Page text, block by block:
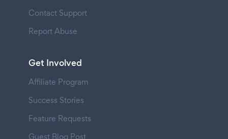
Contact Support
Report Abuse
Get Involved
Affiliate Program
Success Stories
Feature Requests
Guest Blog Post